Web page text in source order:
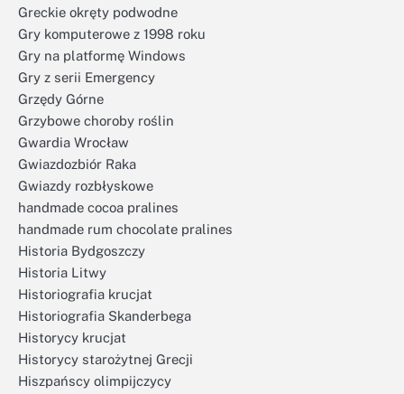
Greckie okręty podwodne
Gry komputerowe z 1998 roku
Gry na platformę Windows
Gry z serii Emergency
Grzędy Górne
Grzybowe choroby roślin
Gwardia Wrocław
Gwiazdozbiór Raka
Gwiazdy rozbłyskowe
handmade cocoa pralines
handmade rum chocolate pralines
Historia Bydgoszczy
Historia Litwy
Historiografia krucjat
Historiografia Skanderbega
Historycy krucjat
Historycy starożytnej Grecji
Hiszpańscy olimpijczycy